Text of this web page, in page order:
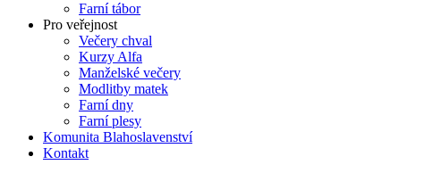
Farní tábor
Pro veřejnost
Večery chval
Kurzy Alfa
Manželské večery
Modlitby matek
Farní dny
Farní plesy
Komunita Blahoslavenství
Kontakt